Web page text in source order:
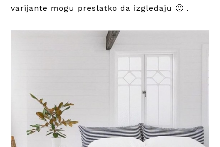
varijante mogu preslatko da izgledaju 🙂 .